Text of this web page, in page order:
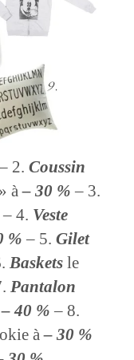
– 2.Coussin
à– 30 % – 3.
– 4. Veste
% – 5.Gilet
Baskets le
Pantalon
– 40 % – 8.
à– 30 %